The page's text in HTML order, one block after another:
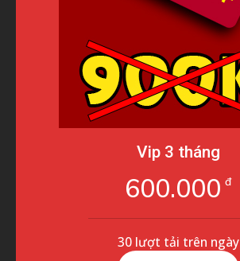
Vip 3 tháng
600.000 đ
30 lượt tải trên ngày